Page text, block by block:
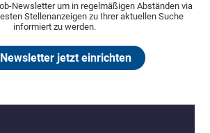
Newsletter um in regelmäßigen Abständen via
Stellenanzeigen zu Ihrer aktuellen Suche
informiert zu werden.
jetzt einrichten